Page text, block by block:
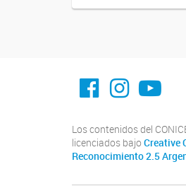
facebook imit.conicet
Los contenidos del
licenciados bajo Creative
Reconocimiento 2.5